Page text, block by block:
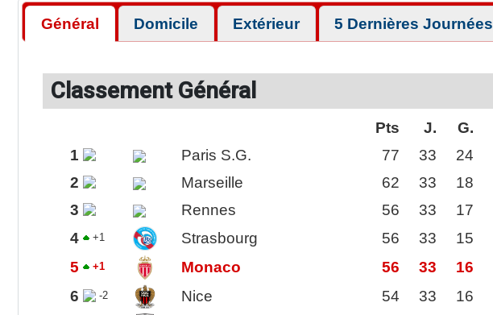
Général Domicile Extérieur 5 Dernières Journées
Classement Général
Pts J. G.
1
Paris S.G. 77 33 24
2
Marseille 62 33 18
3
Rennes 56 33 17
4
+1 Strasbourg 56 33 15
5
+1 Monaco 56 33 16
6
-2 Nice 54 33 16